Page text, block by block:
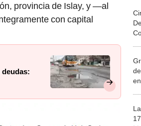
provincia de Islay, y —al
con capital
deudas: